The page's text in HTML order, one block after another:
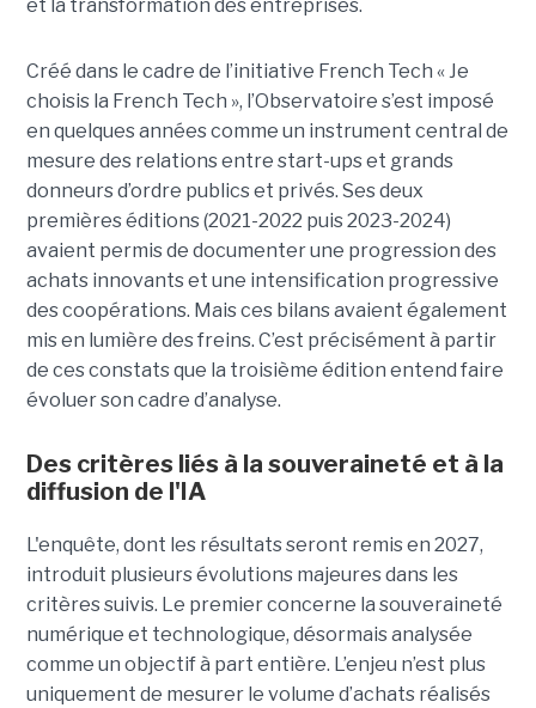
et la transformation des entreprises.
Créé dans le cadre de l’initiative French Tech « Je
choisis la French Tech », l’Observatoire s’est imposé
en quelques années comme un instrument central de
mesure des relations entre start-ups et grands
donneurs d’ordre publics et privés. Ses deux
premières éditions (2021-2022 puis 2023-2024)
avaient permis de documenter une progression des
achats innovants et une intensification progressive
des coopérations. Mais ces bilans avaient également
mis en lumière des freins. C’est précisément à partir
de ces constats que la troisième édition entend faire
évoluer son cadre d’analyse.
Des critères liés à la souveraineté et à la
diffusion de l'IA
L'enquête, dont les résultats seront remis en 2027,
introduit plusieurs évolutions majeures dans les
critères suivis. Le premier concerne la souveraineté
numérique et technologique, désormais analysée
comme un objectif à part entière. L’enjeu n’est plus
uniquement de mesurer le volume d’achats réalisés